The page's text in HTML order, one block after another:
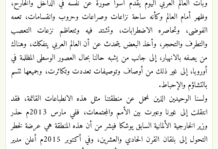
وبات العالم العربي اليوم يقدم أسوأ صورة عن نفسه في الداخل والخارح،
وظهر أمام العالم وكأنه ساحة نزاعات وصراعات وحروب وانقسامات، تعمه
الفوضى، وتحاصره الاضطرابات، وتشتد فيه وتتعاظم نزعات التعصب
والتطرف والتحجر، وأخذ البعض يتحدث عن أن العالم العربي يتفكك، وهناك
من يصفه بالانهيار، إلى جانب من يشبه حالنا بحال العصور الوسطى المظلمة في
أوروبا، إلى غير ذلك من أوصاف وتوصيفات تعددت وتكاثرت، وجميعها تتسم
بالتشاؤم والإحباط.
ولسنا الوحيدين الذين نحمل عن منطقتنا مثل هذه الانطباعات القاتمة، فقد
انتقلت إلى غيرنا وعبرت بين الأمم والمجتمعات، ففي مارس 2013م حذر
وزير الخارجية الألمانية السابق يوشكا فيشر من أن هذه المنطقة هي عرضة لخطر
التحول إلى بلقان القرن الحادي والعشرين، وفي أكتوبر 2015م أعلن مدير